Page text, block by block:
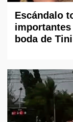
Escándalo
boda de